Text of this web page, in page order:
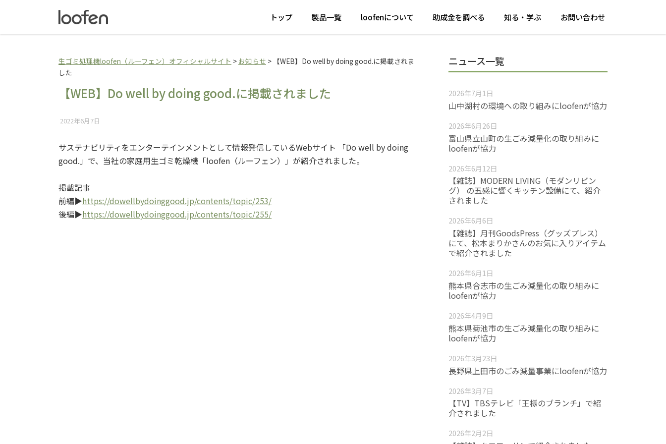
生ゴミ乾燥機loofen（ルーフェン）
トップ 製品一覧 loofenについて 助成金を調べる 知る・学ぶ お問い合わせ
生ゴミ処理機loofen（ルーフェン）オフィシャルサイト > お知らせ > 【WEB】Do well by doing good.に掲載されま
した
【WEB】Do well by doing good.に掲載されました
2022年6月7日
サステナビリティをエンターテインメントとして情報発信しているWebサイト 「Do well by doing
good.」で、当社の家庭用生ゴミ乾燥機「loofen（ルーフェン）」が紹介されました。
掲載記事
前編▶https://dowellbydoinggood.jp/contents/topic/253/
後編▶https://dowellbydoinggood.jp/contents/topic/255/
ニュース一覧
2026年7月1日
山中湖村の環境への取り組みにloofenが協力
2026年6月26日
富山県立山町の生ごみ減量化の取り組みに
loofenが協力
2026年6月12日
【雑誌】MODERN LIVING（モダンリビン
グ） の五感に響くキッチン設備にて、紹介
されました
2026年6月6日
【雑誌】月刊GoodsPress（グッズプレス）
にて、松本まりかさんのお気に入りアイテム
で紹介されました
2026年6月1日
熊本県合志市の生ごみ減量化の取り組みに
loofenが協力
2026年4月9日
熊本県菊池市の生ごみ減量化の取り組みに
loofenが協力
2026年3月23日
長野県上田市のごみ減量事業にloofenが協力
2026年3月7日
【TV】TBSテレビ「王様のブランチ」で紹
介されました
2026年2月2日